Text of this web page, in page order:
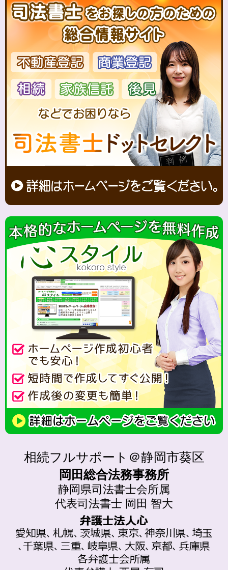
相続フルサポート＠静岡市葵区
岡田総合法務事務所
静岡県司法書士会所属
代表司法書士 岡田 智大